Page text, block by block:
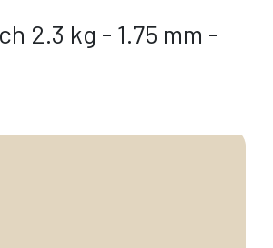
2.3 kg - 1.75 mm -